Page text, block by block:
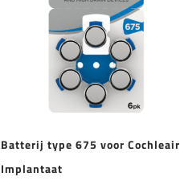
Batterij type 675 voor Cochleair
Implantaat